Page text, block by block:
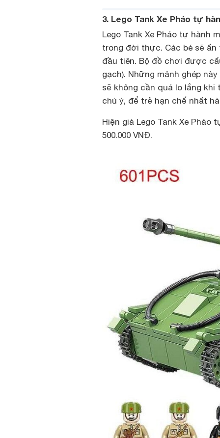
3. Lego Tank Xe Pháo tự
Lego Tank Xe Pháo tự hành
trong đời thực. Các bé sẽ
đầu tiên. Bộ đồ chơi được
gạch). Những mảnh ghép
sẽ không cần quá lo lắng
chú ý, để trẻ hạn chế nhất
Hiện giá Lego Tank Xe
500.000 VNĐ.